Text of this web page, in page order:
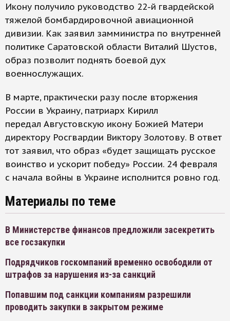
Икону получило руководство 22-й гвардейской
тяжелой бомбардировочной авиационной
дивизии. Как заявил замминистра по внутренней
политике Саратовской области Виталий Шустов,
образ позволит поднять боевой дух
военнослужащих.
В марте, практически разу после вторжения
России в Украину, патриарх Кирилл
передал Августовскую икону Божией Матери
директору Росгвардии Виктору Золотову. В ответ
тот заявил, что образ «будет защищать русское
воинство и ускорит победу» России. 24 февраля
с начала войны в Украине исполнится ровно год.
Материалы по теме
В Министерстве финансов предложили засекретить
все госзакупки
Подрядчиков госкомпаний временно освободили от
штрафов за нарушения из-за санкций
Попавшим под санкции компаниям разрешили
проводить закупки в закрытом режиме